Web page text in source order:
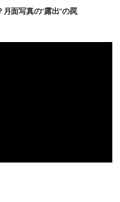
月面写真の“露出”の罠